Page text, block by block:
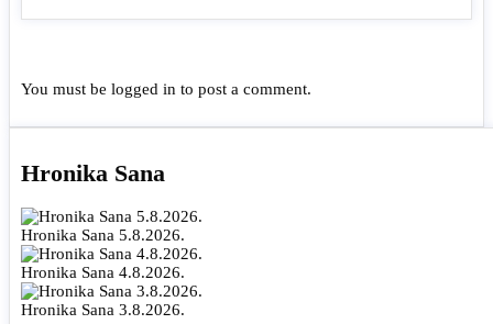
You must be logged in to post a comment.
Hronika Sana
Hronika Sana 5.8.2026.
Hronika Sana 4.8.2026.
Hronika Sana 3.8.2026.